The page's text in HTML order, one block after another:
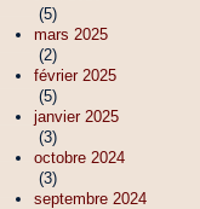
(5)
mars 2025
(2)
février 2025
(5)
janvier 2025
(3)
octobre 2024
(3)
septembre 2024